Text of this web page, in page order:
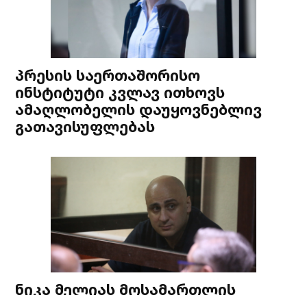
პრესის საერთაშორისო
ინსტიტუტი კვლავ ითხოვს
ამაღლობელის დაუყოვნებლივ
გათავისუფლებას
ნიკა მელიას მოსამართლის